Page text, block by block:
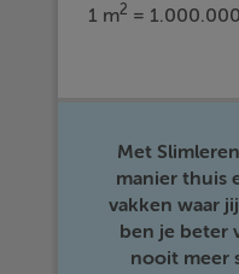
1 m2 =
Met
manier thuis
vakken waar
ben je beter
nooit meer